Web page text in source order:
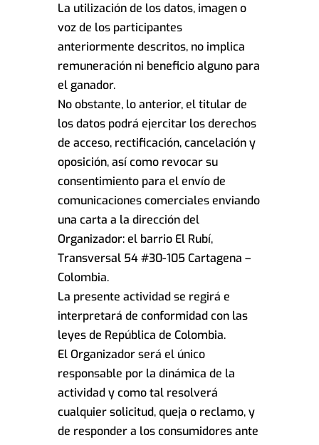
La utilización de los datos, imagen o
voz de los participantes
anteriormente descritos, no implica
remuneración ni beneficio alguno para
el ganador.
No obstante, lo anterior, el titular de
los datos podrá ejercitar los derechos
de acceso, rectificación, cancelación y
oposición, así como revocar su
consentimiento para el envío de
comunicaciones comerciales enviando
una carta a la dirección del
Organizador: el barrio El Rubí,
Transversal 54 #30-105 Cartagena –
Colombia.
La presente actividad se regirá e
interpretará de conformidad con las
leyes de República de Colombia.
El Organizador será el único
responsable por la dinámica de la
actividad y como tal resolverá
cualquier solicitud, queja o reclamo, y
de responder a los consumidores ante